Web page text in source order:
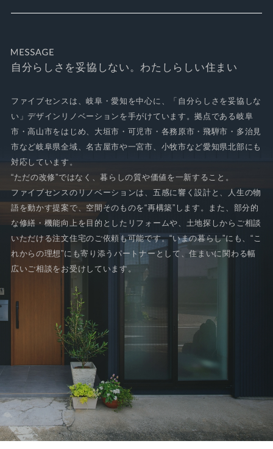
自分らしさを妥協しない。わたしらしい住まい
ファイブセンスは、岐阜・愛知を中心に、「自分らしさを妥協しな
い」デザインリノベーションを手がけています。拠点である岐阜
市・高山市をはじめ、大垣市・可児市・各務原市・飛騨市・多治見
市など岐阜県全域、名古屋市や一宮市、小牧市など愛知県北部にも
対応しています。
“ただの改修”ではなく、暮らしの質や価値を一新すること。
ファイブセンスのリノベーションは、五感に響く設計と、人生の物
語を動かす提案で、空間そのものを“再構築”します。また、部分的
な修繕・機能向上を目的としたリフォームや、土地探しからご相談
いただける注文住宅のご依頼も可能です。“いまの暮らし”にも、“こ
れからの理想”にも寄り添うパートナーとして、住まいに関わる幅
広いご相談をお受けしています。